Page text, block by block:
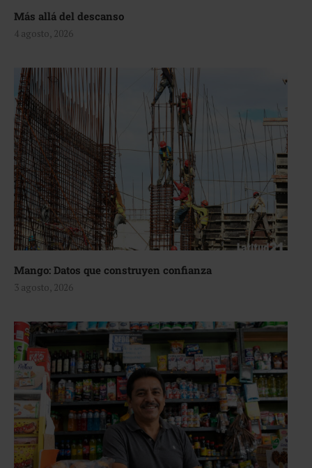
Más allá del descanso
4 agosto, 2026
Mango: Datos que construyen confianza
3 agosto, 2026